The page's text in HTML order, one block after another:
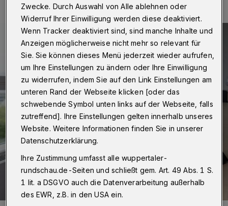
Zwecke. Durch Auswahl von Alle ablehnen oder
Widerruf Ihrer Einwilligung werden diese deaktiviert.
Wenn Tracker deaktiviert sind, sind manche Inhalte und
Anzeigen möglicherweise nicht mehr so relevant für
Sie. Sie können dieses Menü jederzeit wieder aufrufen,
um Ihre Einstellungen zu ändern oder Ihre Einwilligung
zu widerrufen, indem Sie auf den Link Einstellungen am
unteren Rand der Webseite klicken [oder das
schwebende Symbol unten links auf der Webseite, falls
zutreffend]. Ihre Einstellungen gelten innerhalb unseres
Website. Weitere Informationen finden Sie in unserer
Datenschutzerklärung.
Ihre Zustimmung umfasst alle wuppertaler-
rundschau.de-Seiten und schließt gem. Art. 49 Abs. 1 S.
1 lit. a DSGVO auch die Datenverarbeitung außerhalb
des EWR, z.B. in den USA ein.